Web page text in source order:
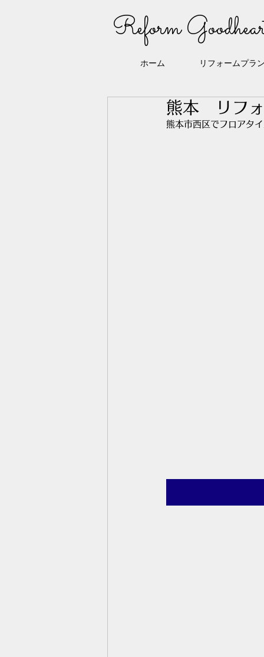
Reform
ホーム リフォームプラン
熊本 リフ
熊本市西区でフロアタ